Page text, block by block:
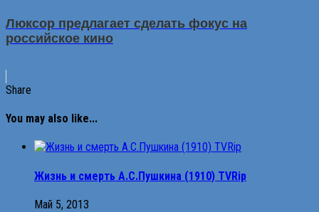
Люксор предлагает сделать фокус на
российское кино
Share
You may also like...
Жизнь и смерть А.С.Пушкина (1910) TVRip
Май 5, 2013